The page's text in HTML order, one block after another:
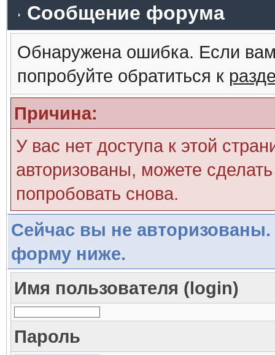
Сообщение форума
Обнаружена ошибка. Если
попробуйте обратиться к
Причина:
У вас нет доступа к этой
авторизованы, можете
попробовать снова.
Сейчас вы не авторизованы.
форму ниже.
Имя пользователя (login)
Пароль